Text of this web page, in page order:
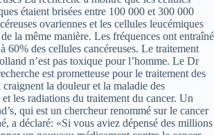
étaient brisées entre 100 000 et 300 000
ovariennes et les cellules leucémiques
la même manière. Les fréquences ont entraîné
60% des cellules cancéreuses. Le traitement
n’est pas toxique pour l’homme. Le Dr
est prometteuse pour le traitement des
la douleur et la maladie des
les radiations du traitement du cancer. Un
qui est un chercheur renommé sur le cancer
a déclaré: «Si vous aviez dépensé des millions